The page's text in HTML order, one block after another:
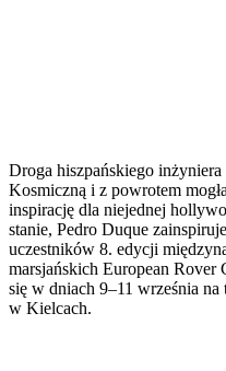
Droga hiszpańskiego
Kosmiczną i z powrotem
inspirację dla niejednej
stanie, Pedro Duque
uczestników 8. edycji
marsjańskich European Rover
się w dniach 9–11 września
w Kielcach.